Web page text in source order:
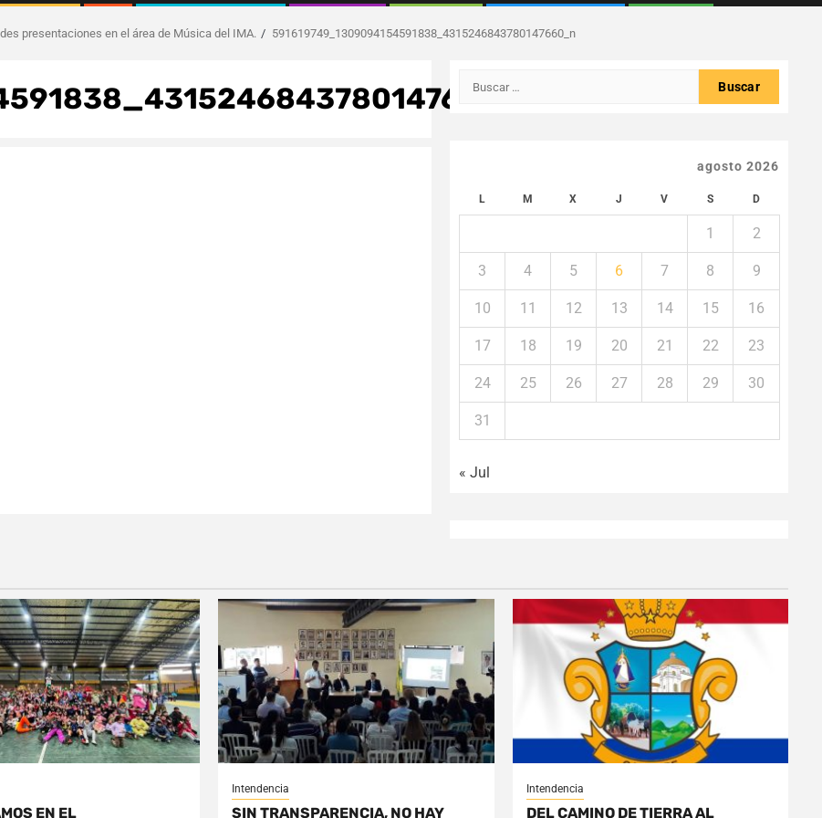
presentaciones en el área de Música del IMA. 591619749_1309094154591838_4315246843780147660_n
Buscar:
agosto 2026
L M X J V S D
1 2
3 4 5 6 7 8 9
10 11 12 13 14 15 16
17 18 19 20 21 22 23
24 25 26 27 28 29 30
31
« Jul
EN EL
Intendencia
SIN TRANSPARENCIA, NO HAY
Intendencia
DEL CAMINO DE TIERRA AL